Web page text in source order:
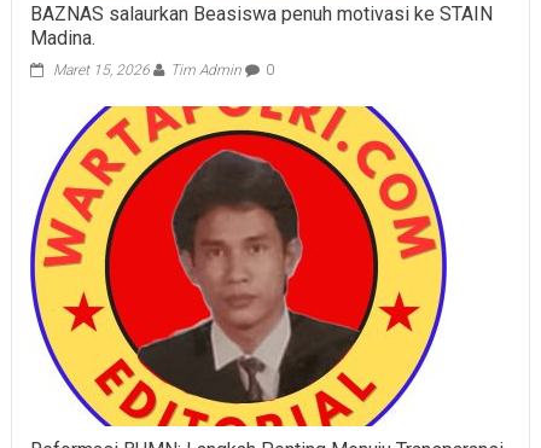
BAZNAS salaurkan Beasiswa penuh motivasi ke STAIN
Madina.
Maret 15, 2026 Tim Admin 0